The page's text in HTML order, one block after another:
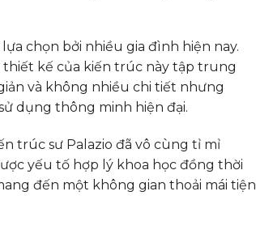
chọn bởi nhiều gia đình hiện nay.
kế của kiến trúc này tập trung
và không nhiều chi tiết nhưng
dụng thông minh hiện đại.
trúc sư Palazio đã vô cùng tỉ mỉ
yếu tố hợp lý khoa học đồng thời
đến một không gian thoải mái tiện